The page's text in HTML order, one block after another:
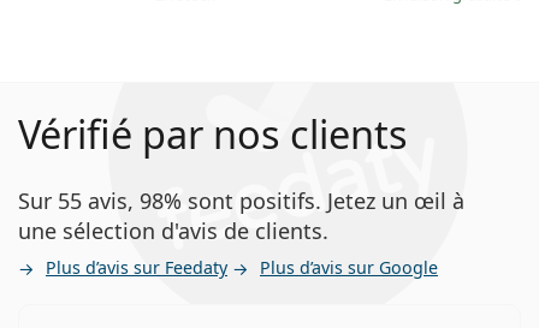
Vérifié par nos clients
Sur 55 avis, 98% sont positifs. Jetez un œil à
une sélection d'avis de clients.
Plus d’avis sur Feedaty Plus d’avis sur Google